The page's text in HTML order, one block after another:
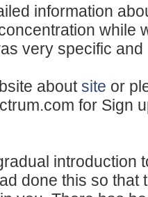
information
while
very specific and
aboutsite or
for Sign
introduction
done this so that